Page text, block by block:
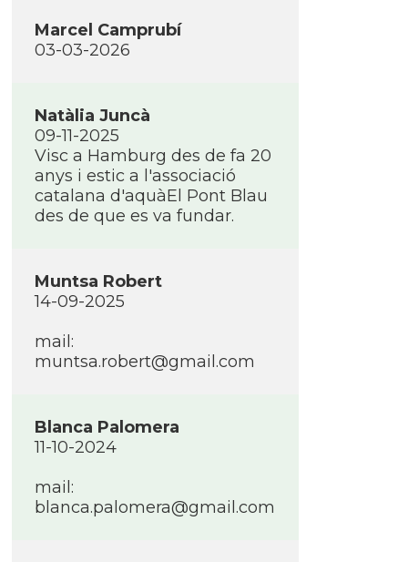
Marcel Camprubí
03-03-2026
Natàlia Juncà
09-11-2025
Visc a Hamburg des de fa 20
anys i estic a l'associació
catalana d'aquàEl Pont Blau
des de que es va fundar.
Muntsa Robert
14-09-2025
mail:
muntsa.robert@gmail.com
Blanca Palomera
11-10-2024
mail:
blanca.palomera@gmail.com